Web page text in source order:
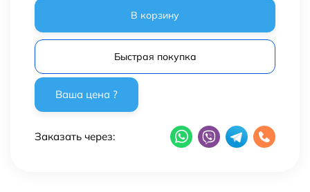
В корзину
Быстрая покупка
Заказать через: